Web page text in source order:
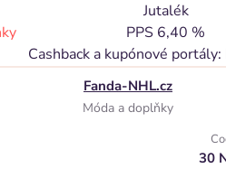
Jutalék
PPS 6,40 %
Cashback a kupónové
Fanda-NHL.cz
Móda a doplňky
30